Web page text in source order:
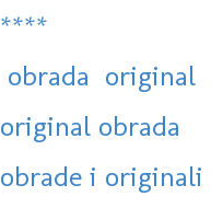
****
obrada original
original obrada
obrade i originali